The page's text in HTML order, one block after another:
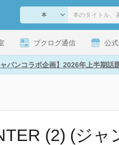
ブクログ通信 公
ャパンコラボ企画】2026年上半期話
(2) (ジャ